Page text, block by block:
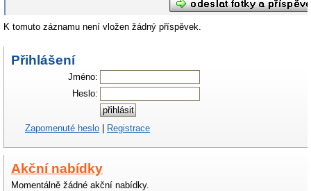
K tomuto záznamu není vložen žádný příspěvek.
Přihlášení
Jméno:
Heslo:
Zapomenuté heslo Registrace
Akční nabídky
Momentálně žádné akční nabídky.